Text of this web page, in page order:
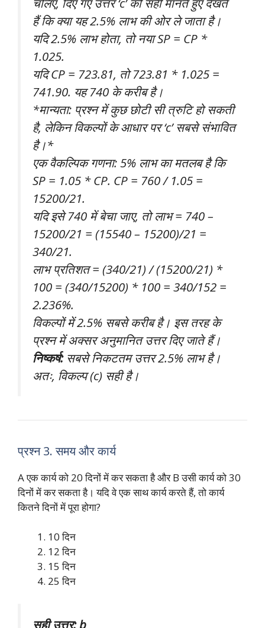
हैं कि क्या यह 2.5% लाभ की ओर ले जाता है।
यदि 2.5% लाभ होता, तो नया SP = CP *
1.025.
यदि CP = 723.81, तो 723.81 * 1.025 =
741.90. यह 740 के करीब है।
*मान्यता: प्रश्न में कुछ छोटी सी त्रुटि हो सकती
है, लेकिन विकल्पों के आधार पर ‘c’ सबसे संभावित
है।*
एक वैकल्पिक गणना: 5% लाभ का मतलब है कि
SP = 1.05 * CP. CP = 760 / 1.05 =
15200/21.
यदि इसे 740 में बेचा जाए, तो लाभ = 740 –
15200/21 = (15540 – 15200)/21 =
340/21.
लाभ प्रतिशत = (340/21) / (15200/21) *
100 = (340/15200) * 100 = 340/152 =
2.236%.
विकल्पों में 2.5% सबसे करीब है। इस तरह के
प्रश्न में अक्सर अनुमानित उत्तर दिए जाते हैं।
निष्कर्ष:सबसे निकटतम उत्तर 2.5% लाभ है।
अतः, विकल्प (c) सही है।
प्रश्न 3. समय और कार्य
A एक कार्य को 20 दिनों में कर सकता है और B उसी कार्य को 30
दिनों में कर सकता है। यदि वे एक साथ कार्य करते हैं, तो कार्य
कितने दिनों में पूरा होगा?
10 दिन
12 दिन
15 दिन
25 दिन
सही उत्तर: b